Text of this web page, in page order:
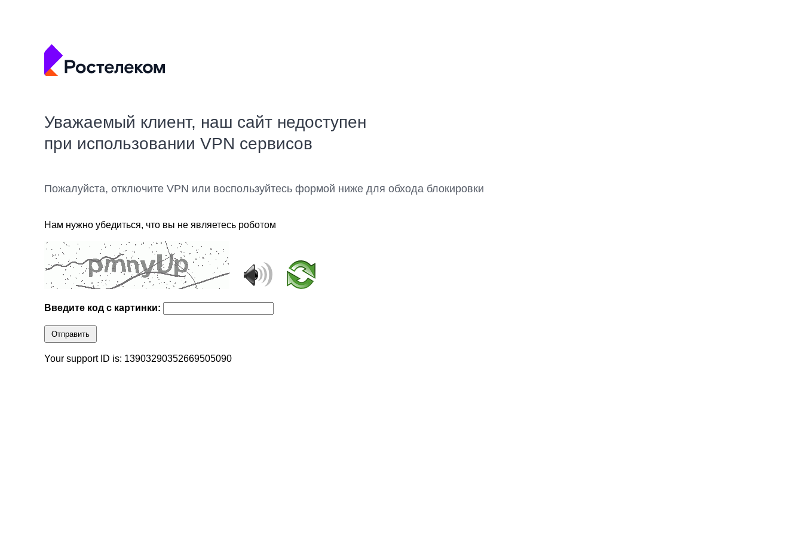
Уважаемый клиент, наш сайт недоступен
при использовании VPN сервисов
Пожалуйста, отключите VPN или воспользуйтесь формой ниже для обхода блокировки
Нам нужно убедиться, что вы не являетесь роботом
Введите код с картинки:
Отправить
Your support ID is: 13903290352669505090